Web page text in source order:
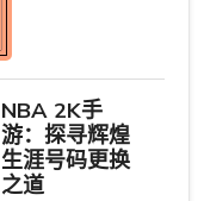
NBA 2K手
游：探寻辉煌
生涯号码更换
之道